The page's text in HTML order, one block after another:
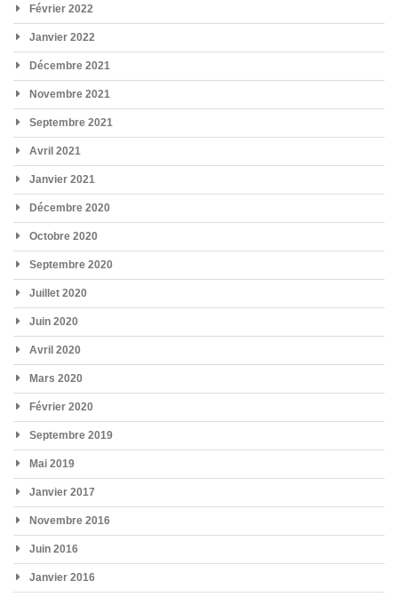
Février 2022
Janvier 2022
Décembre 2021
Novembre 2021
Septembre 2021
Avril 2021
Janvier 2021
Décembre 2020
Octobre 2020
Septembre 2020
Juillet 2020
Juin 2020
Avril 2020
Mars 2020
Février 2020
Septembre 2019
Mai 2019
Janvier 2017
Novembre 2016
Juin 2016
Janvier 2016